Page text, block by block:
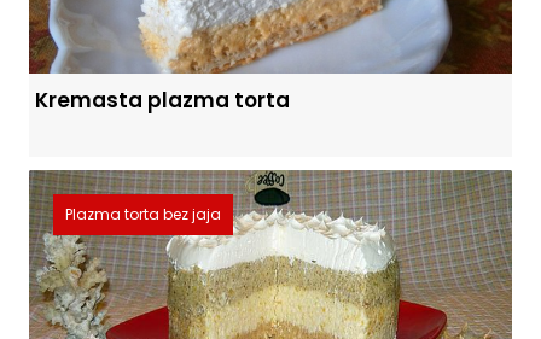
Kremasta plazma torta
Plazma torta bez jaja